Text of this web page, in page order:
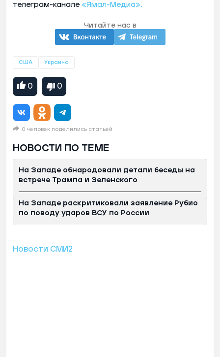
телеграм-канале «Ямал-Медиа».
Читайте нас в
США Украина
0 0
0 человек поделились статьей
НОВОСТИ ПО ТЕМЕ
На Западе обнародовали детали беседы на
встрече Трампа и Зеленского
На Западе раскритиковали заявление Рубио
по поводу ударов ВСУ по России
Новости СМИ2